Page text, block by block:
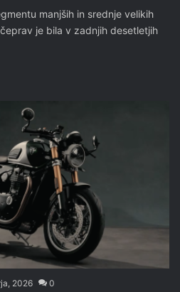
manjših in srednje velikih
je bila v zadnjih desetletjih
2026 0